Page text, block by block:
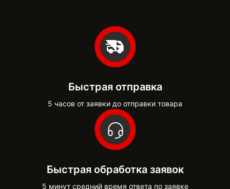
Быстрая отправка
5 часов от заявки до отправки товара
Быстрая обработка заявок
5 минут средний время ответа по заявке